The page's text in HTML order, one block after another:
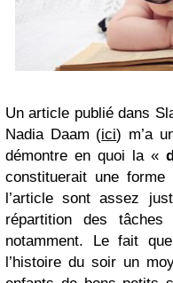
Un article publié dans
Nadia Daam (ici) m’a
démontre en quoi la «
constituerait une
l’article sont assez
répartition des
notamment. Le fait
l’histoire du soir un